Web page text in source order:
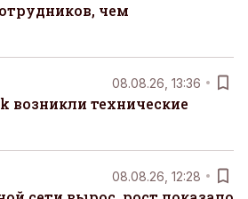
чем
08.08.26, 13:36
возникли технические
08.08.26, 12:28